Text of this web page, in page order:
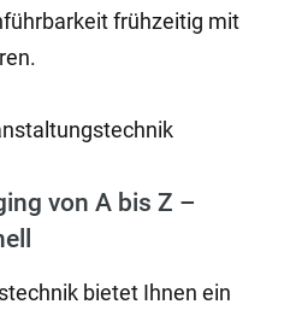
frühzeitig mit
von A bis Z –
bietet Ihnen ein